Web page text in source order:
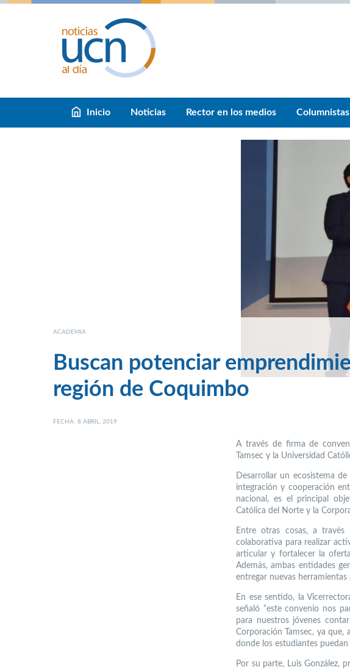
Inicio Noticias Rector en los medios Columnistas
ACADEMIA
Buscan potenciar
región de Coquimbo
FECHA: 8 ABRIL, 2019
A través de firma de
Tamsec y la Universidad
Desarrollar un ecosistema
integración y cooperación
nacional, es el principal
Católica del Norte y la
Entre otras cosas, a
colaborativa para realizar
articular y fortalecer la
Además, ambas entidades
entregar nuevas
En ese sentido, la
señaló “este convenio nos
para nuestros jóvenes
Corporación Tamsec, ya que,
donde los estudiantes puedan
Por su parte, Luis González,